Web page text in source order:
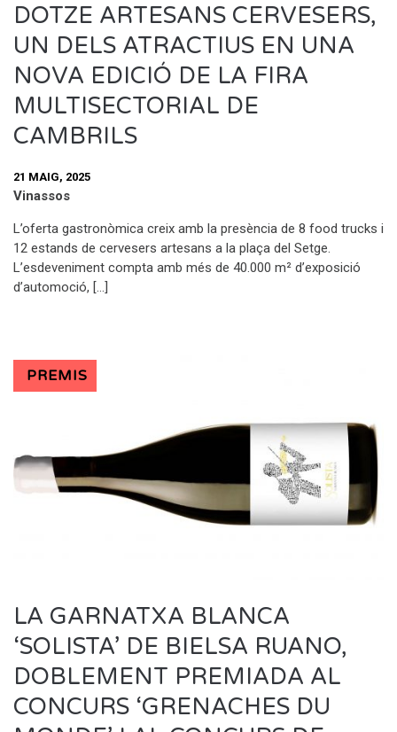
DOTZE ARTESANS CERVESERS,
UN DELS ATRACTIUS EN UNA
NOVA EDICIÓ DE LA FIRA
MULTISECTORIAL DE
CAMBRILS
21 MAIG, 2025
Vinassos
L’oferta gastronòmica creix amb la presència de 8 food trucks i
12 estands de cervesers artesans a la plaça del Setge.
L’esdeveniment compta amb més de 40.000 m² d’exposició
d’automoció, […]
PREMIS
LA GARNATXA BLANCA
‘SOLISTA’ DE BIELSA RUANO,
DOBLEMENT PREMIADA AL
CONCURS ‘GRENACHES DU